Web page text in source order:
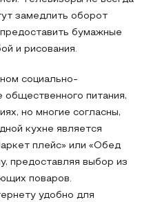
замедлить оборот
бумажные
и рисования.
социально-
общественного питания,
но многие согласны,
кухне является
плейс» или «Обед
предоставляя выбор из
поваров.
удобно для